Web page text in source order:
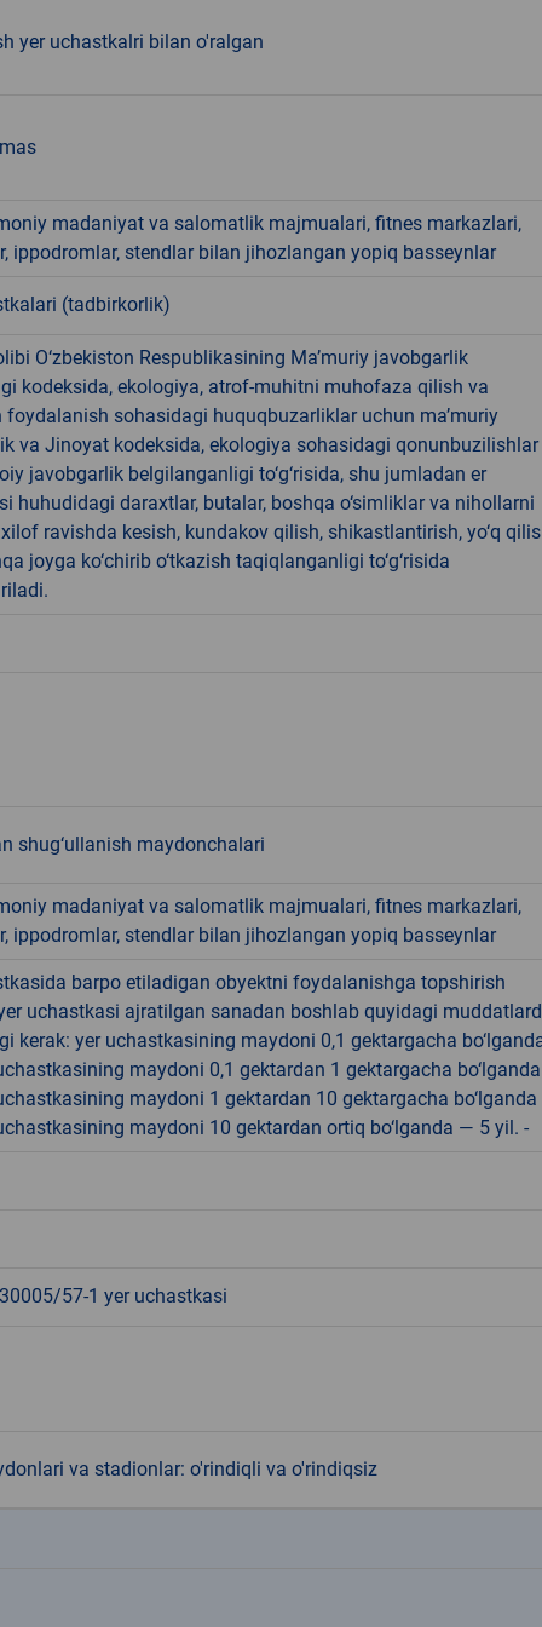
yer uchastkalri bilan o'ralgan
madaniyat va salomatlik majmualari, fitnes markazlari,
ippodromlar, stendlar bilan jihozlangan yopiq basseynlar
(tadbirkorlik)
O‘zbekiston Respublikasining Ma’muriy javobgarlik
kodeksida, ekologiya, atrof-muhitni muhofaza qilish va
sohasidagi huquqbuzarliklar uchun ma’muriy
va Jinoyat kodeksida, ekologiya sohasidagi qonunbuzilishlar
javobgarlik belgilanganligi to‘g‘risida, shu jumladan er
huhudidagi daraxtlar, butalar, boshqa o‘simliklar va nihollarni
ravishda kesish, kundakov qilish, shikastlantirish, yo‘q
joyga ko‘chirib o‘tkazish taqiqlanganligi to‘g‘risida
shug‘ullanish maydonchalari
madaniyat va salomatlik majmualari, fitnes markazlari,
ippodromlar, stendlar bilan jihozlangan yopiq basseynlar
barpo etiladigan obyektni foydalanishga topshirish
uchastkasi ajratilgan sanadan boshlab quyidagi
kerak: yer uchastkasining maydoni 0,1 gektargacha
maydoni 0,1 gektardan 1 gektargacha
maydoni 1 gektardan 10 gektargacha
maydoni 10 gektardan ortiq bo‘lganda — 5 yil. -
57-1 yer uchastkasi
va stadionlar: o'rindiqli va o'rindiqsiz